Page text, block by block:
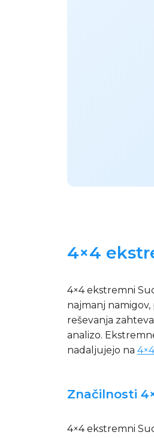
4×4
4×4 ekstremni
najmanj
reševanja
analizo.
nadaljujejo na
Značilnosti
4×4 ekstremni